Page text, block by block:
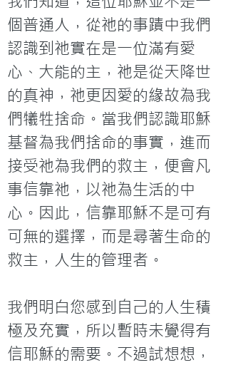
個普通人，從祂的事蹟中我們
認識到祂實在是一位滿有愛
心、大能的主，祂是從天降世
的真神，祂更因愛的緣故為我
們犧牲捨命。當我們認識耶穌
基督為我們捨命的事實，進而
接受祂為我們的救主，便會凡
事信靠祂，以祂為生活的中
心。因此，信靠耶穌不是可有
可無的選擇，而是尋著生命的
救主，人生的管理者。
我們明白您感到自己的人生積
極及充實，所以暫時未覺得有
信耶穌的需要。不過試想想，